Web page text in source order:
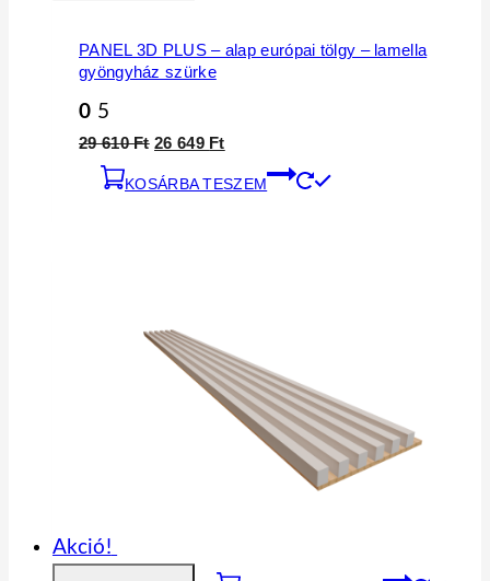
PANEL 3D PLUS – alap európai tölgy – lamella
gyöngyház szürke
0 5
29 610Ft 26 649 Ft
KOSÁRBA TESZEM
Akció!